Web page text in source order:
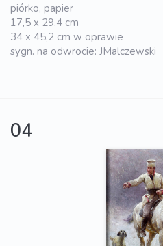
piórko, papier
17,5 x 29,4 cm
34 x 45,2 cm w oprawie
sygn. na odwrocie: JMalczewski
04